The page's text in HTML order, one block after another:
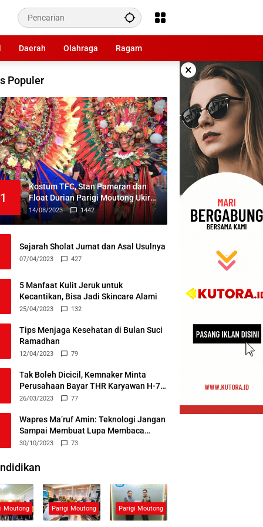
Daerah Olahraga Ragam
×
Populer
1
Kostum TFC, Stan Pameran dan
Float Durian Parigi Moutong Ukir
Prestasi di TIFF 2023
14/08/2023 1442
Sejarah Sholat Jumat dan Asal Usulnya
07/04/2023 427
5 Manfaat Kulit Jeruk untuk
Kecantikan, Bisa Jadi Skincare Alami
25/04/2023 132
Tips Menjaga Kesehatan di Bulan Suci
Ramadhan
12/04/2023 79
Tak Boleh Dicicil, Kemnaker Minta
Perusahaan Bayar THR Karyawan H-7
Lebaran
26/03/2023 77
Wapres Ma’ruf Amin: Teknologi Jangan
Sampai Membuat Lupa Membaca
Alquran
30/10/2023 73
Moutong Parigi Moutong Parigi Moutong